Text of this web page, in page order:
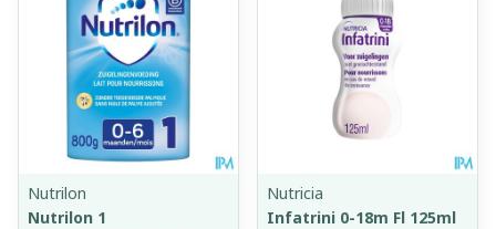
Nutrilon
Nutrilon 1
Nutricia
Infatrini 0-18m Fl 125ml